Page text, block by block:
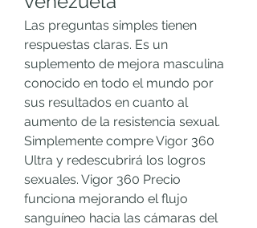
Las preguntas simples tienen
respuestas claras. Es un
suplemento de mejora masculina
conocido en todo el mundo por
sus resultados en cuanto al
aumento de la resistencia sexual.
Simplemente compre Vigor 360
Ultra y redescubrirá los logros
sexuales. Vigor 360 Precio
funciona mejorando el flujo
sanguíneo hacia las cámaras del